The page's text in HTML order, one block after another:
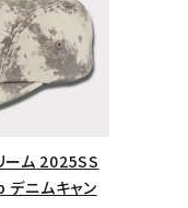
ム 2025SS
ニムキャン